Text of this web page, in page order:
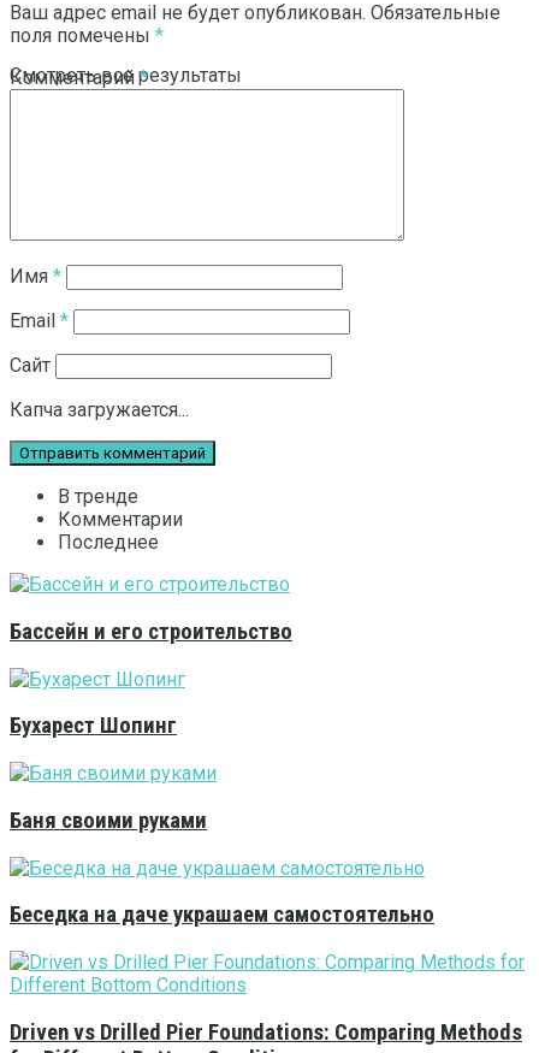
Смотреть все результаты
Ваш адрес email не будет опубликован. Обязательные
поля помечены *
Комментарий*
Имя *
Email *
Сайт
Капча загружается...
В тренде
Комментарии
Последнее
Бассейн и его строительство
Бухарест Шопинг
Баня своими руками
Беседка на даче украшаем самостоятельно
Driven vs Drilled Pier Foundations: Comparing Methods